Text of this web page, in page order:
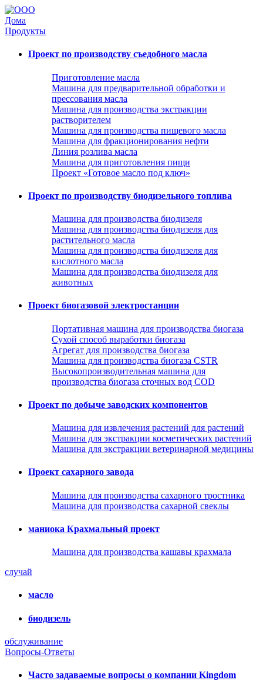
Дома
Продукты
Проект по производству съедобного масла
Приготовление масла
Машина для предварительной обработки и
прессования масла
Машина для производства экстракции
растворителем
Машина для производства пищевого масла
Машина для фракционирования нефти
Линия розлива масла
Машина для приготовления пищи
Проект «Готовое масло под ключ»
Проект по производству биодизельного топлива
Машина для производства биодизеля
Машина для производства биодизеля для
растительного масла
Машина для производства биодизеля для
кислотного масла
Машина для производства биодизеля для
животных
Проект биогазовой электростанции
Портативная машина для производства биогаза
Сухой способ выработки биогаза
Агрегат для производства биогаза
Машина для производства биогаза CSTR
Высокопроизводительная машина для
производства биогаза сточных вод COD
Проект по добыче заводских компонентов
Машина для извлечения растений для растений
Машина для экстракции косметических растений
Машина для экстракции ветеринарной медицины
Проект сахарного завода
Машина для производства сахарного тростника
Машина для производства сахарной свеклы
маниока Крахмальный проект
Машина для производства кашавы крахмала
случай
масло
биодизель
обслуживание
Вопросы-Ответы
Часто задаваемые вопросы о компании Kingdom